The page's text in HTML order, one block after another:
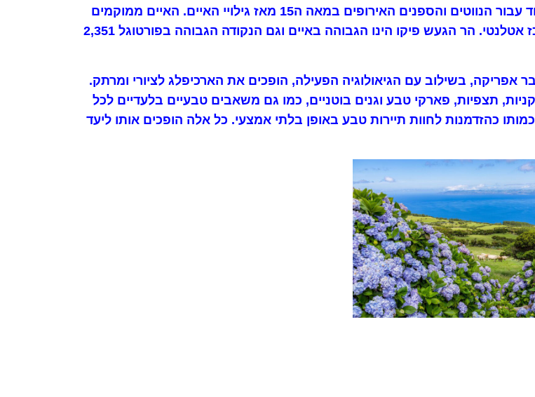
האזוריים הינם חבל אוטונומי. באיים היוו נקודה חשובה ללימוד עבור הנווטים והספנים האירופים במאה ה15 מאז גילויי האיים. האיים ממוקמים
על גבול של שלושה לוחות טקטוניים ומשני צידה הרכס המרכז אטלנטי. הר הגעש פיקו הינו הגבוהה באיים וגם הנקודה הגבוהה בפורטוגל 2,351
אפריקה, בשילוב עם הגיאולוגיה הפעילה, הופכים את הארכיפלג לציורי ומרתק.
, תצפיות, פארקי טבע וגנים בוטניים, כמו גם משאבים טבעיים בלעדיים לכל
כהזדמנות לחוות תיירות טבע באופן בלתי אמצעי. כל אלה הופכים אותו ליעד